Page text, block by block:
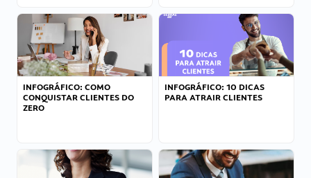
INFOGRÁFICO: COMO
CONQUISTAR CLIENTES DO
ZERO
INFOGRÁFICO: 10 DICAS
PARA ATRAIR CLIENTES